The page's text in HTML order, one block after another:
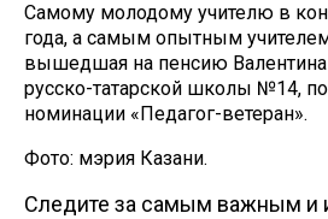
Самому молодому учителю в
года, а самым опытным
вышедшая на пенсию
русско-татарской школы №14,
номинации «Педагог-ветеран».
Фото: мэрия Казани.
Следите за самым важным и